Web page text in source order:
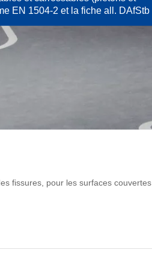
EN 1504-2 et la fiche all. DAfStb
fissures, pour les surfaces couvertes